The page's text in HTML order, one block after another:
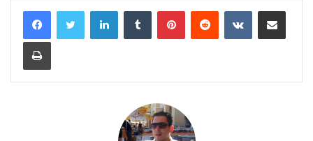
LinkedInTumblr PinterestReddit VKontakteShare via Email
Print